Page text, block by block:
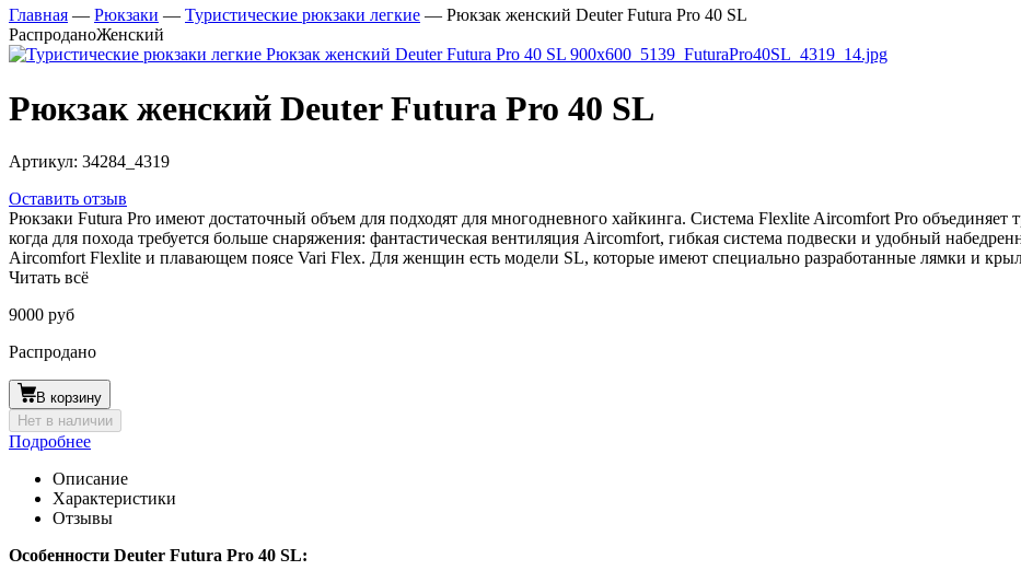
Главная — Рюкзаки — Туристические рюкзаки легкие — Рюкзак женский Deuter Futura Pro 40 SL
РаспроданоЖенский
Рюкзак женский Deuter Futura Pro 40 SL
Артикул: 34284_4319
Оставить отзыв
Рюкзаки Futura Pro имеют достаточный объем для подходят для многодневного хайкинга. Система Flexlite Aircomfort Pro
когда для похода требуется больше снаряжения: фантастическая вентиляция Aircomfort, гибкая система подвески и удобный
Aircomfort Flexlite и плавающем поясе Vari Flex. Для женщин есть модели SL, которые имеют специально разработанные лямки и
Читать всё
9000 руб
Распродано
В корзину
Нет в наличии
Подробнее
Описание
Характеристики
Отзывы
Особенности Deuter Futura Pro 40 SL: